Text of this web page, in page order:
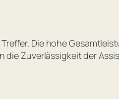
Die hohe
die Zuverlässigkeit der